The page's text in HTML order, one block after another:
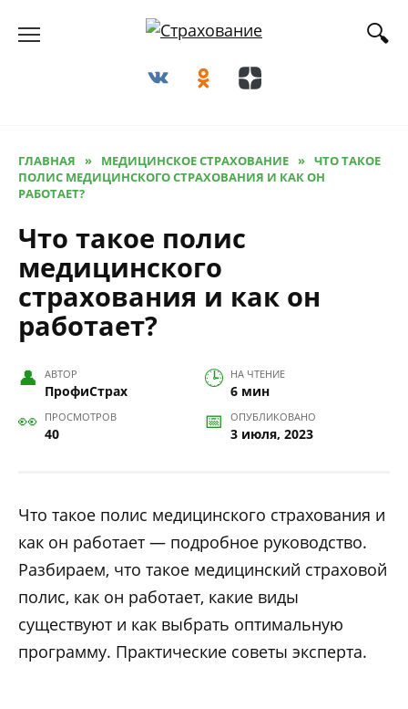
ГЛАВНАЯ » МЕДИЦИНСКОЕ СТРАХОВАНИЕ » ЧТО ТАКОЕ
ПОЛИС МЕДИЦИНСКОГО СТРАХОВАНИЯ И КАК ОН
РАБОТАЕТ?
Что такое полис
медицинского
страхования и как он
работает?
АВТОР
ПрофиСтрах
НА ЧТЕНИЕ
6 мин
ПРОСМОТРОВ
40
ОПУБЛИКОВАНО
3 июля, 2023
Что такое полис медицинского страхования и
как он работает — подробное руководство.
Разбираем, что такое медицинский страховой
полис, как он работает, какие виды
существуют и как выбрать оптимальную
программу. Практические советы эксперта.